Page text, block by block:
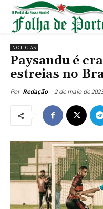
NOTÍCIAS
Paysandu é
estreias no
Por Redação 2 de maio de 2023